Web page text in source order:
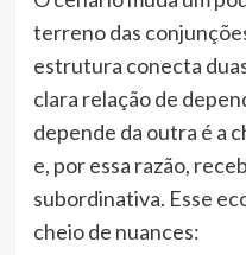
terreno das
estrutura conecta
clara relação de
depende da outra é a
e, por essa razão,
subordinativa. Esse
cheio de nuances: